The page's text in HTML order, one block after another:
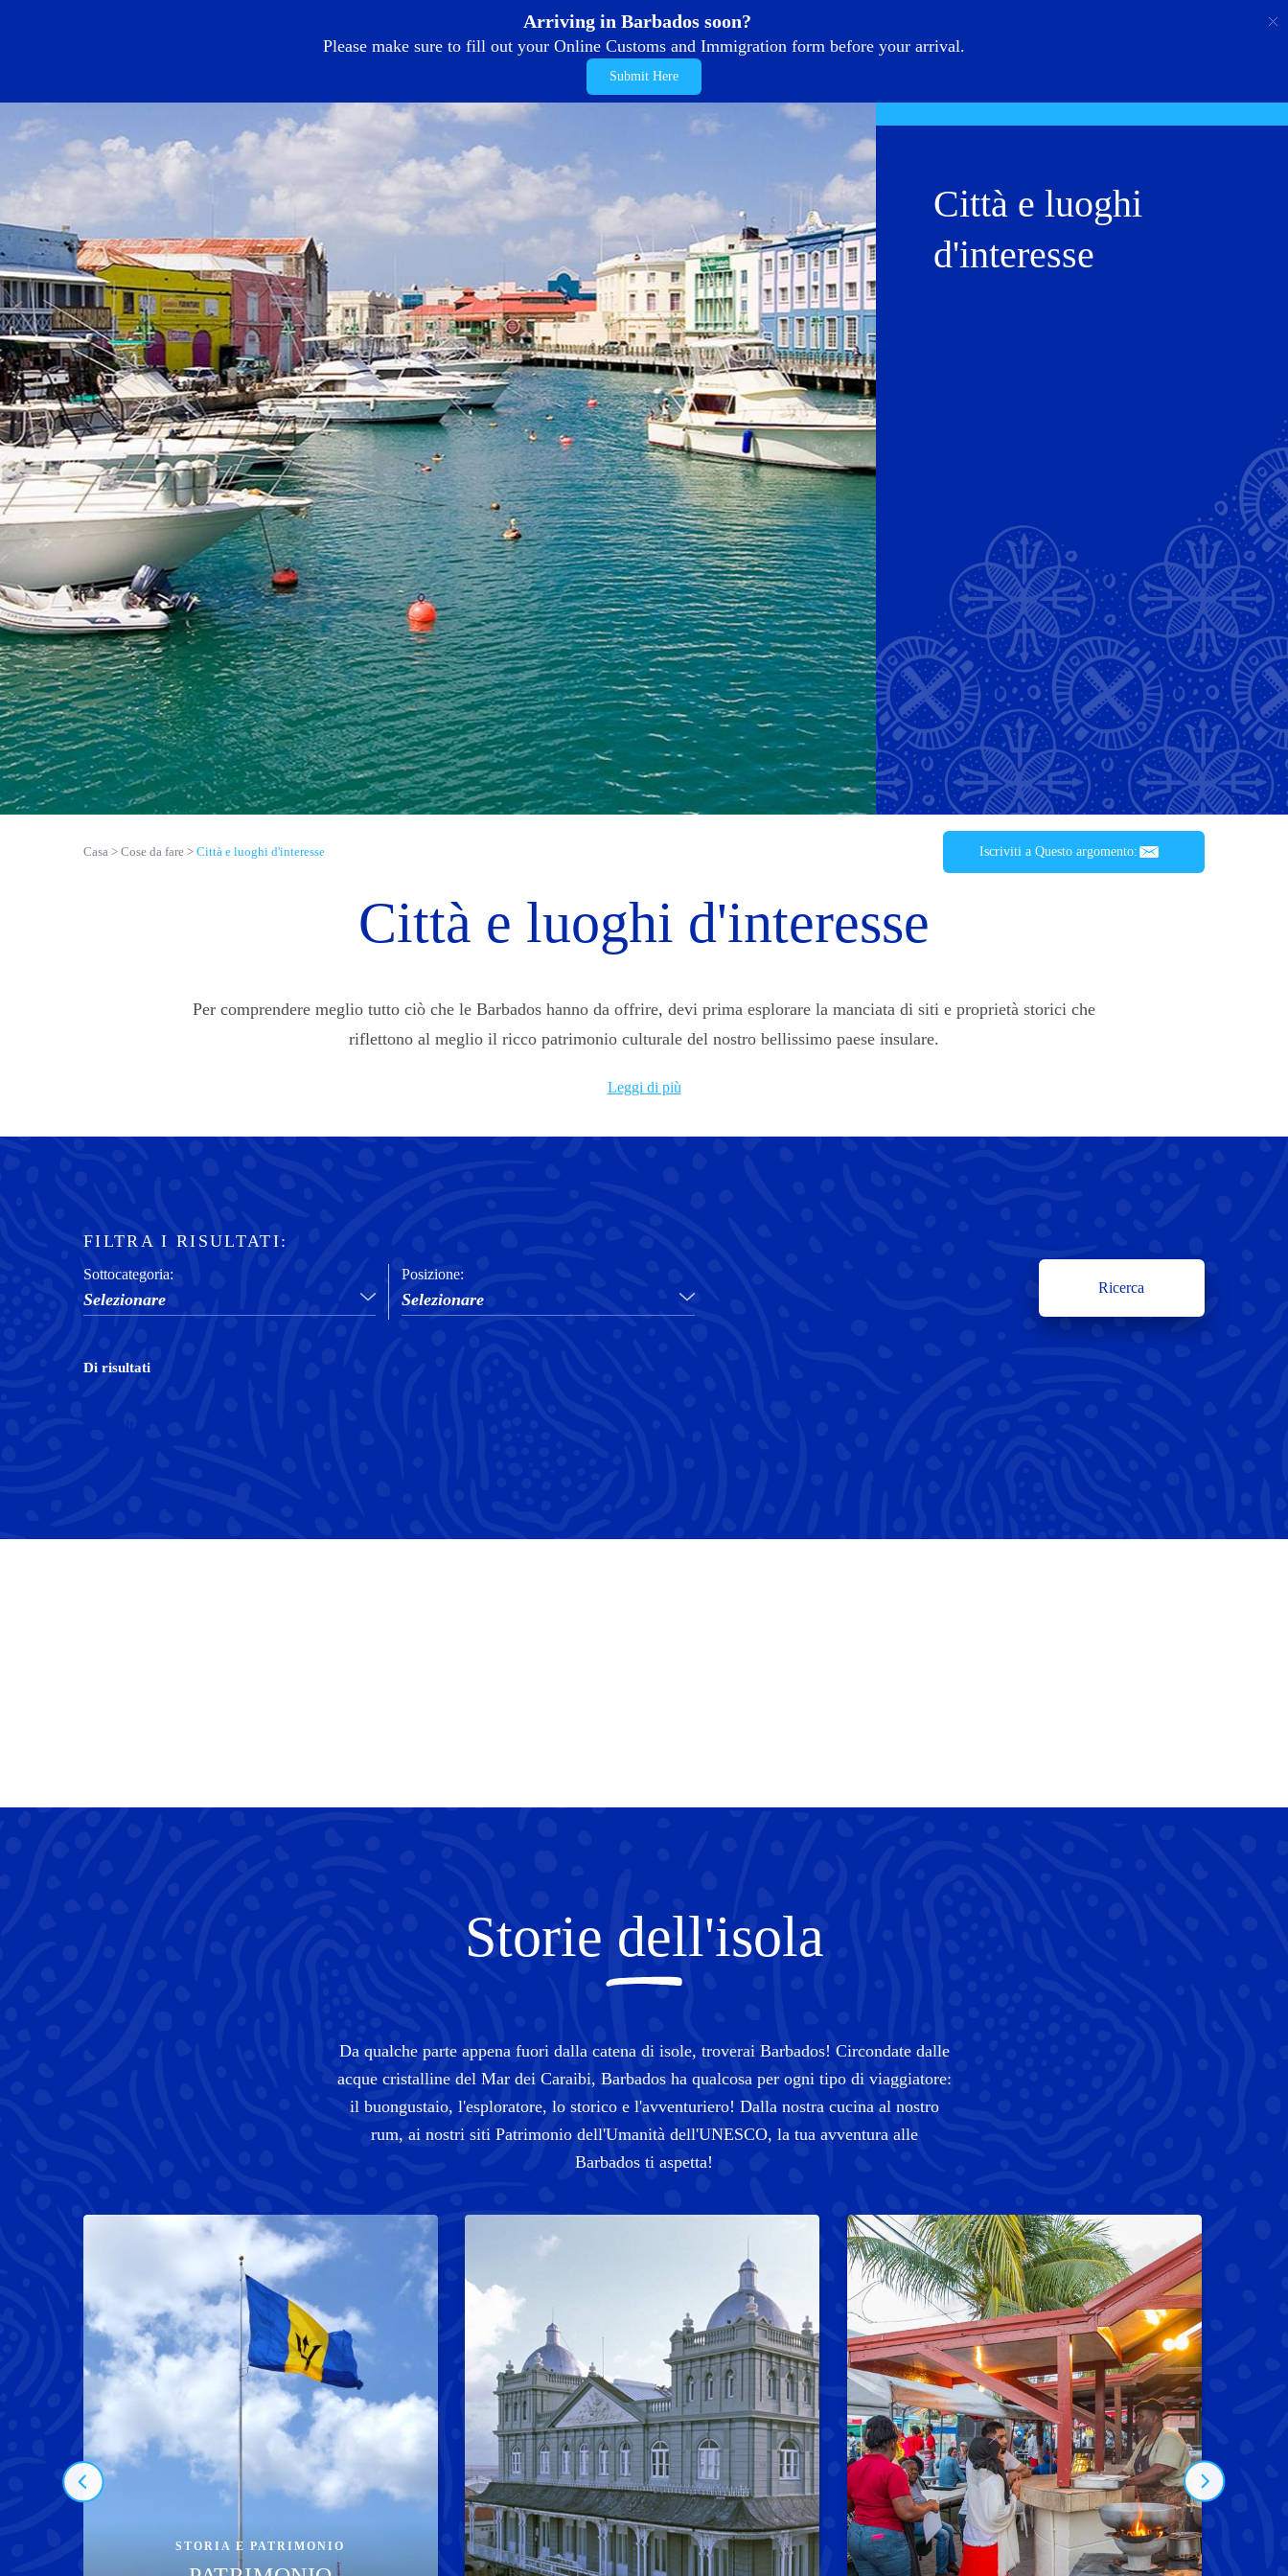
Arriving in Barbados soon?
Please make sure to fill out your Online Customs and Immigration form before your arrival.
Submit Here
Città e luoghi
d'interesse
Casa Cose da fare Città e luoghi d'interesse Iscriviti a Questo argomento:
Città e luoghi d'interesse
Per comprendere meglio tutto ciò che le Barbados hanno da offrire, devi prima esplorare la manciata di siti e proprietà storici che
riflettono al meglio il ricco patrimonio culturale del nostro bellissimo paese insulare.
Leggi di più
FILTRA I RISULTATI:
Sottocategoria:
Selezionare
Posizione:
Selezionare
Ricerca
Di risultati
Storie dell'isola
Da qualche parte appena fuori dalla catena di isole, troverai Barbados! Circondate dalle
acque cristalline del Mar dei Caraibi, Barbados ha qualcosa per ogni tipo di viaggiatore:
il buongustaio, l'esploratore, lo storico e l'avventuriero! Dalla nostra cucina al nostro
rum, ai nostri siti Patrimonio dell'Umanità dell'UNESCO, la tua avventura alle
Barbados ti aspetta!
STORIA E PATRIMONIO